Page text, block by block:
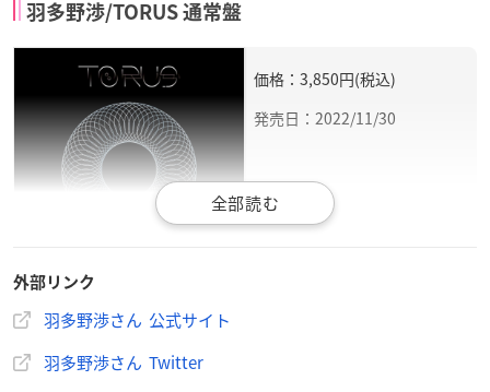
羽多野渉/TORUS 通常盤
価格：3,850円(税込)
発売日：2022/11/30
羽多野渉
dアルバムの発売が決定！
外部リンク
羽多野渉さん 公式サイト
羽多野渉さん Twitter